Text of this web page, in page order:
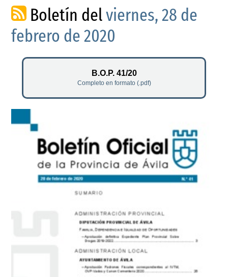
Boletín delviernes, 28 de
febrero de 2020
B.O.P. 41/20
Completo en formato (.pdf)